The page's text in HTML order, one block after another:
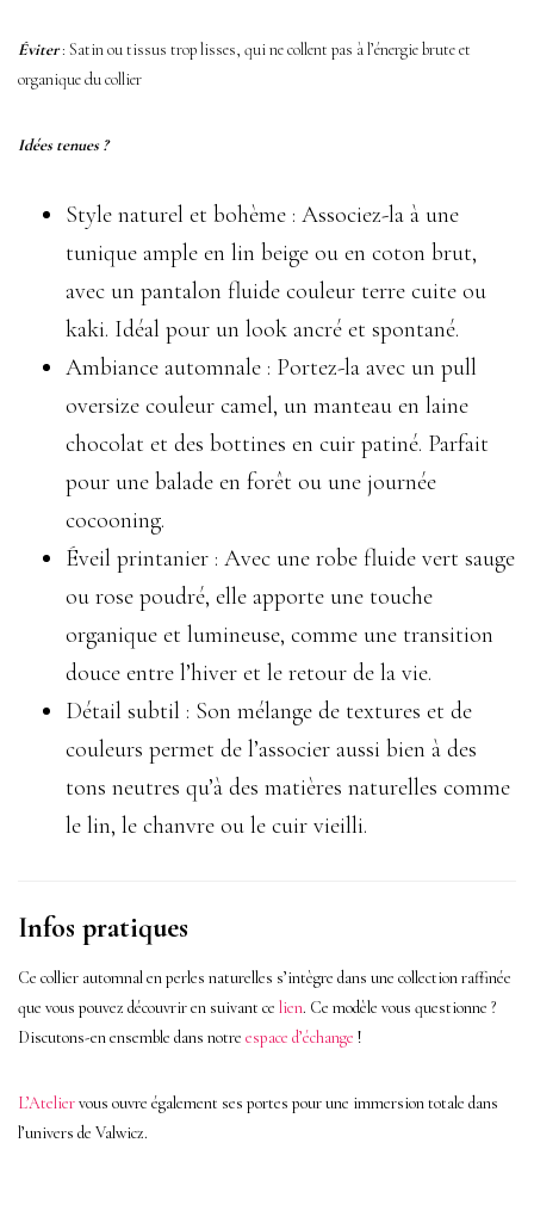
Éviter : Satin ou tissus trop lisses, qui ne collent pas à l’énergie brute et
organique du collier
Idées tenues ?
Style naturel et bohème : Associez-la à une
tunique ample en lin beige ou en coton brut,
avec un pantalon fluide couleur terre cuite ou
kaki. Idéal pour un look ancré et spontané.
Ambiance automnale : Portez-la avec un pull
oversize couleur camel, un manteau en laine
chocolat et des bottines en cuir patiné. Parfait
pour une balade en forêt ou une journée
cocooning.
Éveil printanier : Avec une robe fluide vert sauge
ou rose poudré, elle apporte une touche
organique et lumineuse, comme une transition
douce entre l’hiver et le retour de la vie.
Détail subtil : Son mélange de textures et de
couleurs permet de l’associer aussi bien à des
tons neutres qu’à des matières naturelles comme
le lin, le chanvre ou le cuir vieilli.
Infos pratiques
Ce collier automnal en perles naturelles s’intègre dans une collection raffinée
que vous pouvez découvrir en suivant ce lien. Ce modèle vous questionne ?
Discutons-en ensemble dans notre espace d’échange !
L’Ateliervous ouvre également ses portes pour une immersion totale dans
l’univers de Valwicz.